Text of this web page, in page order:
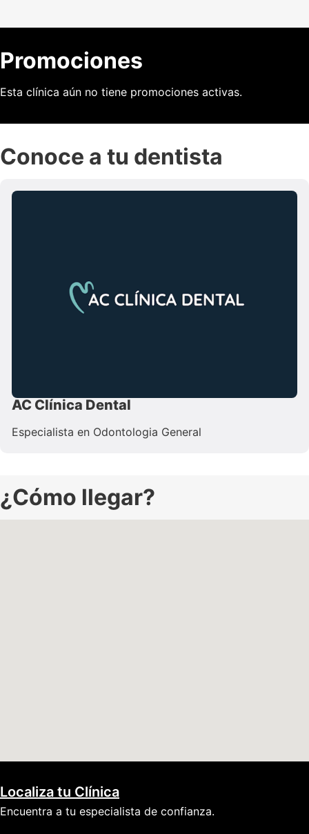
Promociones
Esta clínica aún no tiene promociones activas.
Conoce a tu dentista
AC Clínica Dental
Especialista en Odontologia General
¿Cómo llegar?
Localiza tu Clínica
Encuentra a tu especialista de confianza.